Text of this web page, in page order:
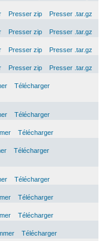
Presser zip
Presser .tar.gz
Presser zip
Presser .tar.gz
Presser zip
Presser .tar.gz
Presser zip
Presser .tar.gz
Télécharger
Télécharger
Télécharger
Télécharger
Télécharger
Télécharger
Télécharger
Télécharger